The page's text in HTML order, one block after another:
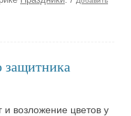
возложение цветов у